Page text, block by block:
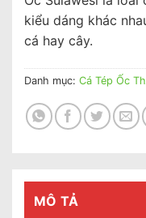
kiểu dáng khác
cá hay cây.
Danh mục: Cá Tép Ốc
MÔ TẢ